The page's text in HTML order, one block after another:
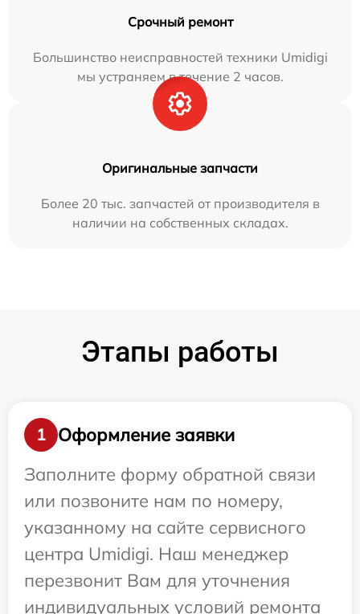
Срочный ремонт
Большинство неисправностей техники Umidigi
мы устраняем в течение 2 часов.
Оригинальные запчасти
Более 20 тыс. запчастей от производителя в
наличии на собственных складах.
Этапы работы
1
Оформление заявки
Заполните форму обратной связи
или позвоните нам по номеру,
указанному на сайте сервисного
центра Umidigi. Наш менеджер
перезвонит Вам для уточнения
индивидуальных условий ремонта